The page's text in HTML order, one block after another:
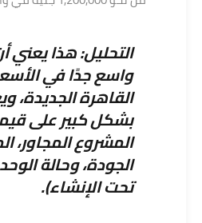
التحليل: هذا
واسع جدًا في
القاهرة الجديدة،
بشكل كبير على
المشروع المجاور،
الجودة، وحالة
تحت الإنشاء).